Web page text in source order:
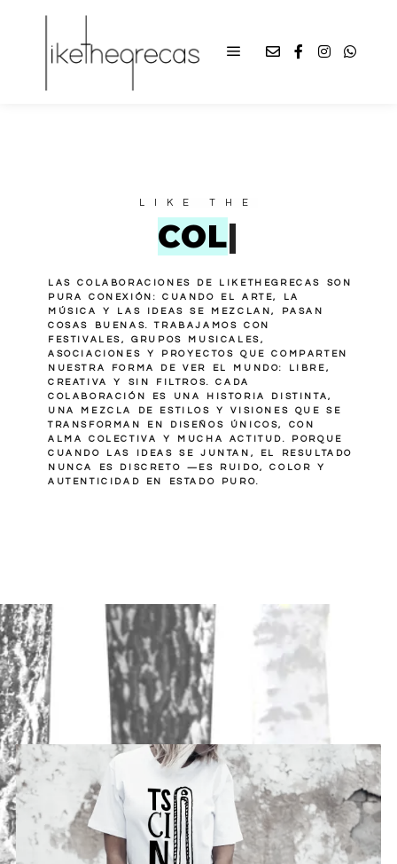
LIKE THE
|
LAS COLABORACIONES DE LIKETHEGRECAS SON
PURA CONEXIÓN: CUANDO EL ARTE, LA
MÚSICA Y LAS IDEAS SE MEZCLAN, PASAN
COSAS BUENAS. TRABAJAMOS CON
FESTIVALES, GRUPOS MUSICALES,
ASOCIACIONES Y PROYECTOS QUE COMPARTEN
NUESTRA FORMA DE VER EL MUNDO: LIBRE,
CREATIVA Y SIN FILTROS. CADA
COLABORACIÓN ES UNA HISTORIA DISTINTA,
UNA MEZCLA DE ESTILOS Y VISIONES QUE SE
TRANSFORMAN EN DISEÑOS ÚNICOS, CON
ALMA COLECTIVA Y MUCHA ACTITUD. PORQUE
CUANDO LAS IDEAS SE JUNTAN, EL RESULTADO
NUNCA ES DISCRETO —ES RUIDO, COLOR Y
AUTENTICIDAD EN ESTADO PURO.